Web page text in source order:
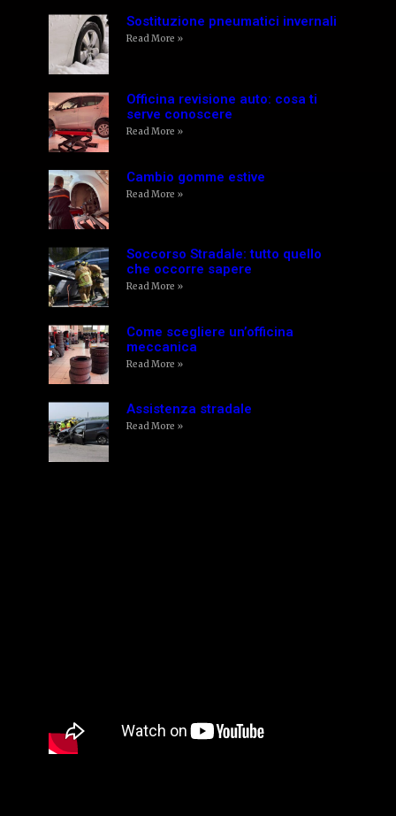
Sostituzione pneumatici invernali
Read More »
Officina revisione auto: cosa ti
serve conoscere
Read More »
Cambio gomme estive
Read More »
Soccorso Stradale: tutto quello
che occorre sapere
Read More »
Come scegliere un’officina
meccanica
Read More »
Assistenza stradale
Read More »